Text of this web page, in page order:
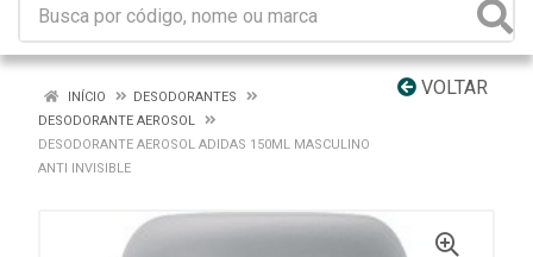
VOLTAR
INÍCIO
DESODORANTES
DESODORANTE AEROSOL
DESODORANTE AEROSOL ADIDAS 150ML MASCULINO
ANTI INVISIBLE